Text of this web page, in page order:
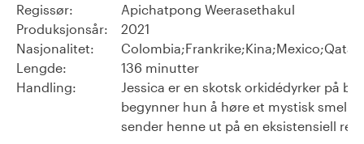
Regissør:
Apichatpong Weerasethakul
Produksjonsår:
2021
Nasjonalitet:
Lengde:
136 minutter
Handling:
Jessica er en skotsk orkidédyrker på
begynner hun å høre et mystisk smell,
sender henne ut på en eksistensiell